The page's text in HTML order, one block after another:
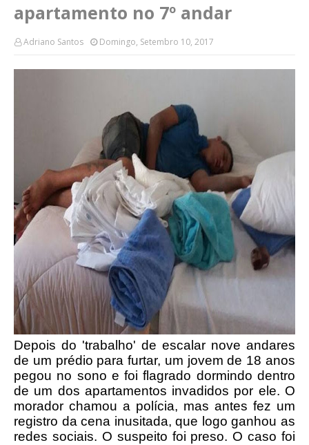
apartamento no 7º andar
Adriano Santos Domingo, Setembro 10, 2017
Depois do 'trabalho' de escalar nove andares
de um prédio para furtar, um jovem de 18 anos
pegou no sono e foi flagrado dormindo dentro
de um dos apartamentos invadidos por ele. O
morador chamou a polícia, mas antes fez um
registro da cena inusitada, que logo ganhou as
redes sociais. O suspeito foi preso. O caso foi